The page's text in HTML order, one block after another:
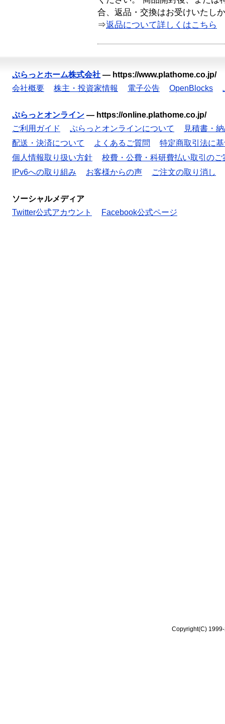
合、返品・交換はお受けいたし
⇒返品について詳しくはこちら
ぷらっとホーム株式会社 — https://www.plathome.co.jp/
会社概要
株主・投資家情報 電子公告 OpenBlocks
ぷらっとオンライン — https://online.plathome.co.jp/
ご利用ガイド
ぷらっとオンラインについて
見積書・
配送・決済について
よくあるご質問
特定商取引法に
個人情報取り扱い方針
校費・公費・科研費払い取引のご
IPv6への取り組み
お客様からの声 ご注文の取り消し
ソーシャルメディア
Twitter公式アカウント
Facebook公式ページ
Copyright(C)